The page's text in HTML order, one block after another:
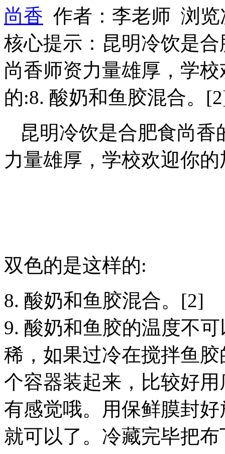
尚香 作者：李老师 浏览
核心提示：昆明冷饮是
尚香师资力量雄厚，学
的:8. 酸奶和鱼胶混合。
昆明冷饮是合肥食尚
力量雄厚，学校欢迎你
双色的是这样的:
8. 酸奶和鱼胶混合。[2]
9. 酸奶和鱼胶的温度不
稀，如果过冷在搅拌鱼
个容器装起来，比较好
有感觉哦。用保鲜膜封
就可以了。冷藏完毕把